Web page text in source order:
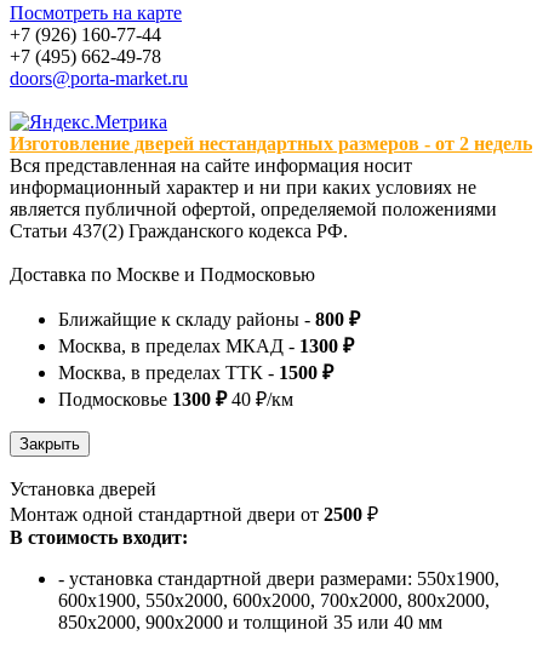
Посмотреть на карте
+7 (926) 160-77-44
+7 (495) 662-49-78
doors@porta-market.ru
Изготовление дверей нестандартных размеров - от 2 недель
Вся представленная на сайте информация носит
информационный характер и ни при каких условиях не
является публичной офертой, определяемой положениями
Статьи 437(2) Гражданского кодекса РФ.
Доставка по Москве и Подмосковью
Ближайщие к складу районы - 800 ₽
Москва, в пределах МКАД - 1300 ₽
Москва, в пределах ТТК - 1500 ₽
Подмосковье 1300 ₽40 ₽/км
Установка дверей
Монтаж одной стандартной двери от 2500 ₽
В стоимость входит:
- установка стандартной двери размерами: 550х1900,
600х1900, 550х2000, 600х2000, 700х2000, 800х2000,
850х2000, 900х2000 и толщиной 35 или 40 мм